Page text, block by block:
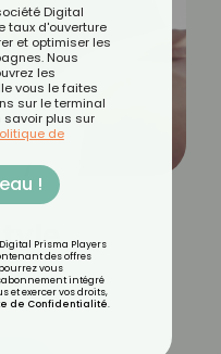
?
Digital
taux d'ouverture
et optimiser les
Nous
les
vous le faites
sur le terminal
savoir plus sur
de
!
Prisma Players
des offres
vous
intégré
et exercer vos droits,
de Confidentialité.